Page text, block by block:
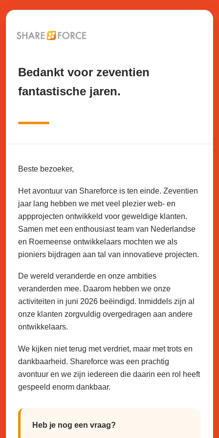
Bedankt voor zeventien
fantastische jaren.
Beste bezoeker,
Het avontuur van Shareforce is ten einde. Zeventien
jaar lang hebben we met veel plezier web- en
appprojecten ontwikkeld voor geweldige klanten.
Samen met een enthousiast team van Nederlandse
en Roemeense ontwikkelaars mochten we als
pioniers bijdragen aan tal van innovatieve projecten.
De wereld veranderde en onze ambities
veranderden mee. Daarom hebben we onze
activiteiten in juni 2026 beëindigd. Inmiddels zijn al
onze klanten zorgvuldig overgedragen aan andere
ontwikkelaars.
We kijken niet terug met verdriet, maar met trots en
dankbaarheid. Shareforce was een prachtig
avontuur en we zijn iedereen die daarin een rol heeft
gespeeld enorm dankbaar.
Heb je nog een vraag?